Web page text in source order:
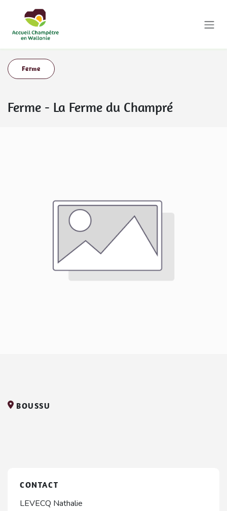
Ferme
Ferme - La Ferme du Champré
BOUSSU
CONTACT
LEVECQ Nathalie